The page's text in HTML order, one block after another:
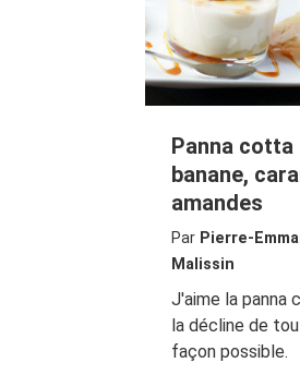
Panna cotta
banane,
amandes
Par Pierre-
Malissin
J'aime la panna
la décline de
façon possible.